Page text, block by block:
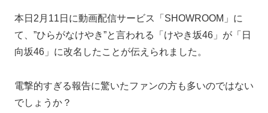
本日2月11日に動画配信サービス「SHOWROOM」に
て、”ひらがなけやき”と言われる「けやき坂46」が「日
向坂46」に改名したことが伝えられました。
電撃的すぎる報告に驚いたファンの方も多いのではない
でしょうか？